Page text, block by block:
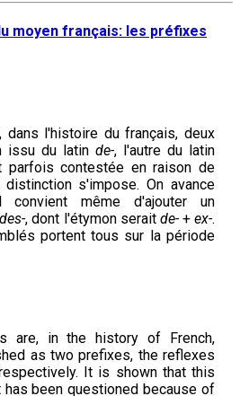
moyen français: les préfixes
dans l'histoire du français, deux
issu du latin de-, l'autre du latin
parfois contestée en raison de
s'impose. On avance
convient même d'ajouter un
des-, dont l'étymon serait de-+ ex-.
portent tous sur la période
are, in the history of French,
as two prefixes, the reflexes
It is shown that this
been questioned because of